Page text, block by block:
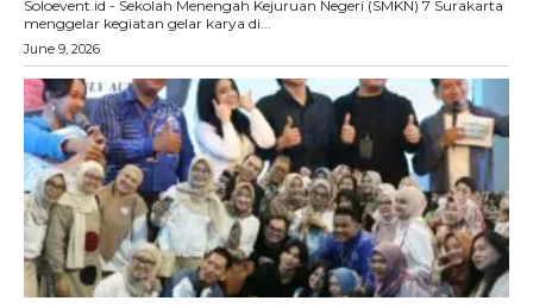
Soloevent.id - Sekolah Menengah Kejuruan Negeri (SMKN) 7 Surakarta
menggelar kegiatan gelar karya di...
June 9, 2026